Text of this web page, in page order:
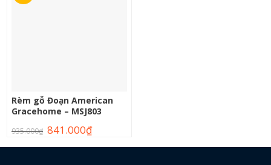
Rèm gỗ Đoạn American
Gracehome – MSJ803
935.000₫ 841.000₫